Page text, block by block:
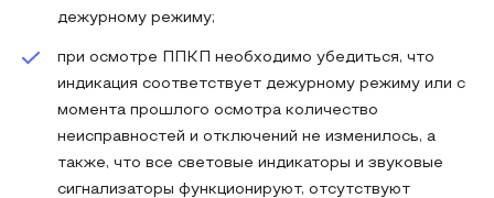
дежурному режиму;
при осмотре ППКП необходимо убедиться, что
индикация соответствует дежурному режиму или с
момента прошлого осмотра количество
неисправностей и отключений не изменилось, а
также, что все световые индикаторы и звуковые
сигнализаторы функционируют, отсутствуют